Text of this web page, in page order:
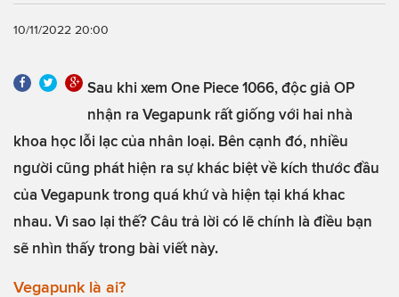
10/11/2022 20:00
Sau khi xem One Piece 1066, độc giả OP
nhận ra Vegapunk rất giống với hai nhà
khoa học lỗi lạc của nhân loại. Bên cạnh đó, nhiều
người cũng phát hiện ra sự khác biệt về kích thước đầu
của Vegapunk trong quá khứ và hiện tại khá khac
nhau. Vì sao lại thế? Câu trả lời có lẽ chính là điều bạn
sẽ nhìn thấy trong bài viết này.
Vegapunk là ai?